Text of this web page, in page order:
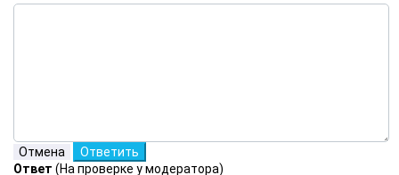
Ответ (На проверке у модератора)